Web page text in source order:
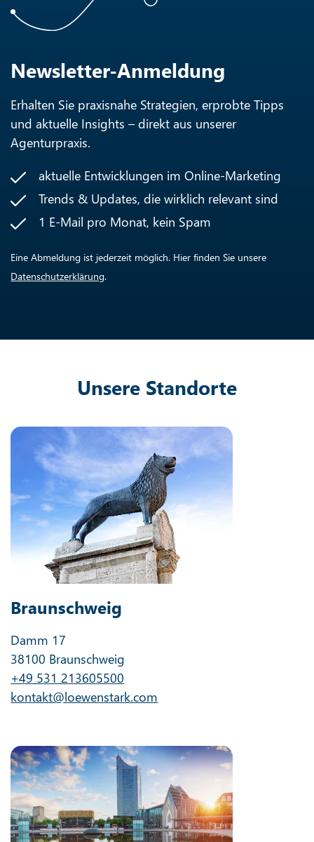
Newsletter-Anmeldung
Erhalten Sie praxisnahe Strategien, erprobte Tipps
und aktuelle Insights – direkt aus unserer
Agenturpraxis.
aktuelle Entwicklungen im Online-Marketing
Trends & Updates, die wirklich relevant sind
1 E-Mail pro Monat, kein Spam
Eine Abmeldung ist jederzeit möglich. Hier finden Sie unsere
Datenschutzerklärung.
Unsere Standorte
Braunschweig
Damm 17
38100 Braunschweig
+49 531 213605500
kontakt@loewenstark.com